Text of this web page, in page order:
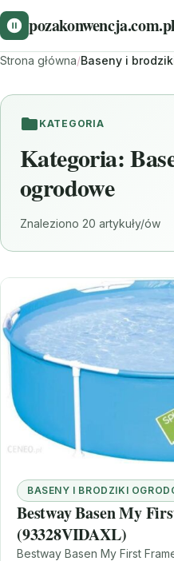
pozakonwencja.com.pl
Strona główna/Baseny i
KATEGORIA
Kategoria:
ogrodowe
Znaleziono 20 artykuły/ów
BASENY I BRODZIKI
Bestway Basen My
(93328VIDAXL)
Bestway Basen My First